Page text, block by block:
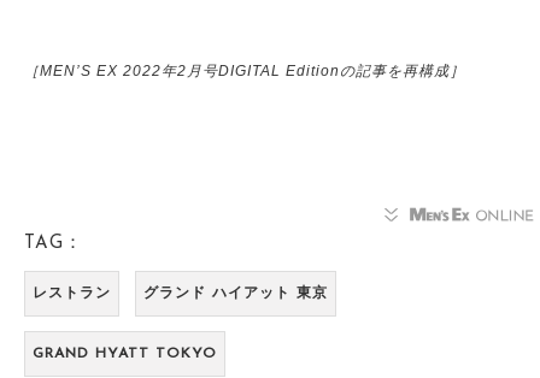
［MEN’S EX 2022年2月号DIGITAL Editionの記事を再構成］
TAG：
レストラン グランド ハイアット 東京
GRAND HYATT TOKYO